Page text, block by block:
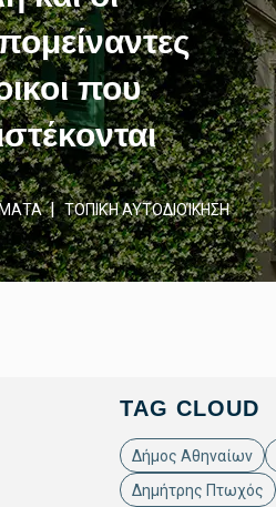
που
ΤΟΠΙΚΉ ΑΥΤΟΔΙΟΊΚΗΣΗ
TAG CLOUD
Δήμος Αθηναίων
Δημήτρης Πτωχός